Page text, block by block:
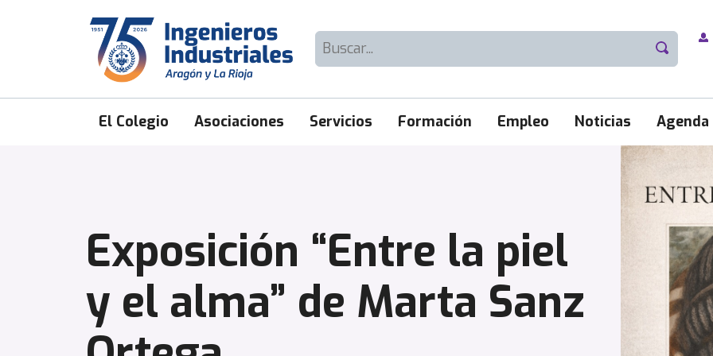
Buscar:
El Colegio Asociaciones Servicios Formación Empleo Noticias Agenda
Exposición “Entre la piel
y el alma” de Marta Sanz